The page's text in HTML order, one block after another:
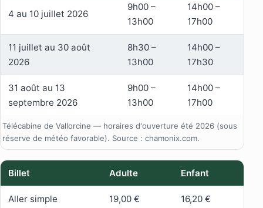
Télécabine de Vallorcine — horaires d'ouverture été 2026 (sous
réserve de météo favorable). Source : chamonix.com.
4 au 10 juillet 2026
9h00 –
13h00
14h00 –
17h00
11 juillet au 30 août
2026
8h30 –
13h00
14h00 –
17h30
31 août au 13
septembre 2026
9h00 –
13h00
14h00 –
17h00
Billet Adulte Enfant
Aller simple 19,00 € 16,20 €